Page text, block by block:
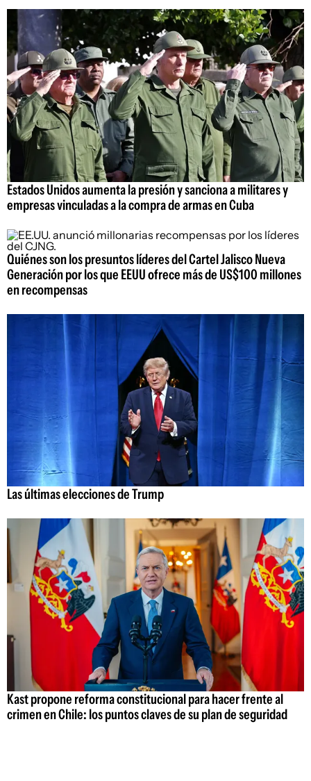
Estados Unidos aumenta la presión y sanciona a militares y
empresas vinculadas a la compra de armas en Cuba
Quiénes son los presuntos líderes del Cartel Jalisco Nueva
Generación por los que EEUU ofrece más de US$100 millones
en recompensas
Las últimas elecciones de Trump
Kast propone reforma constitucional para hacer frente al
crimen en Chile: los puntos claves de su plan de seguridad